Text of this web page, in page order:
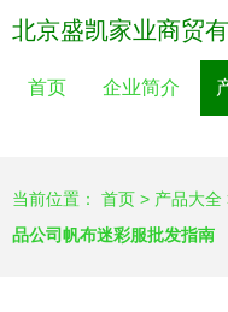
北京盛凯家业商贸
首页 企业简介
当前位置： 首页 > 产品大全
品公司帆布迷彩服批发指南